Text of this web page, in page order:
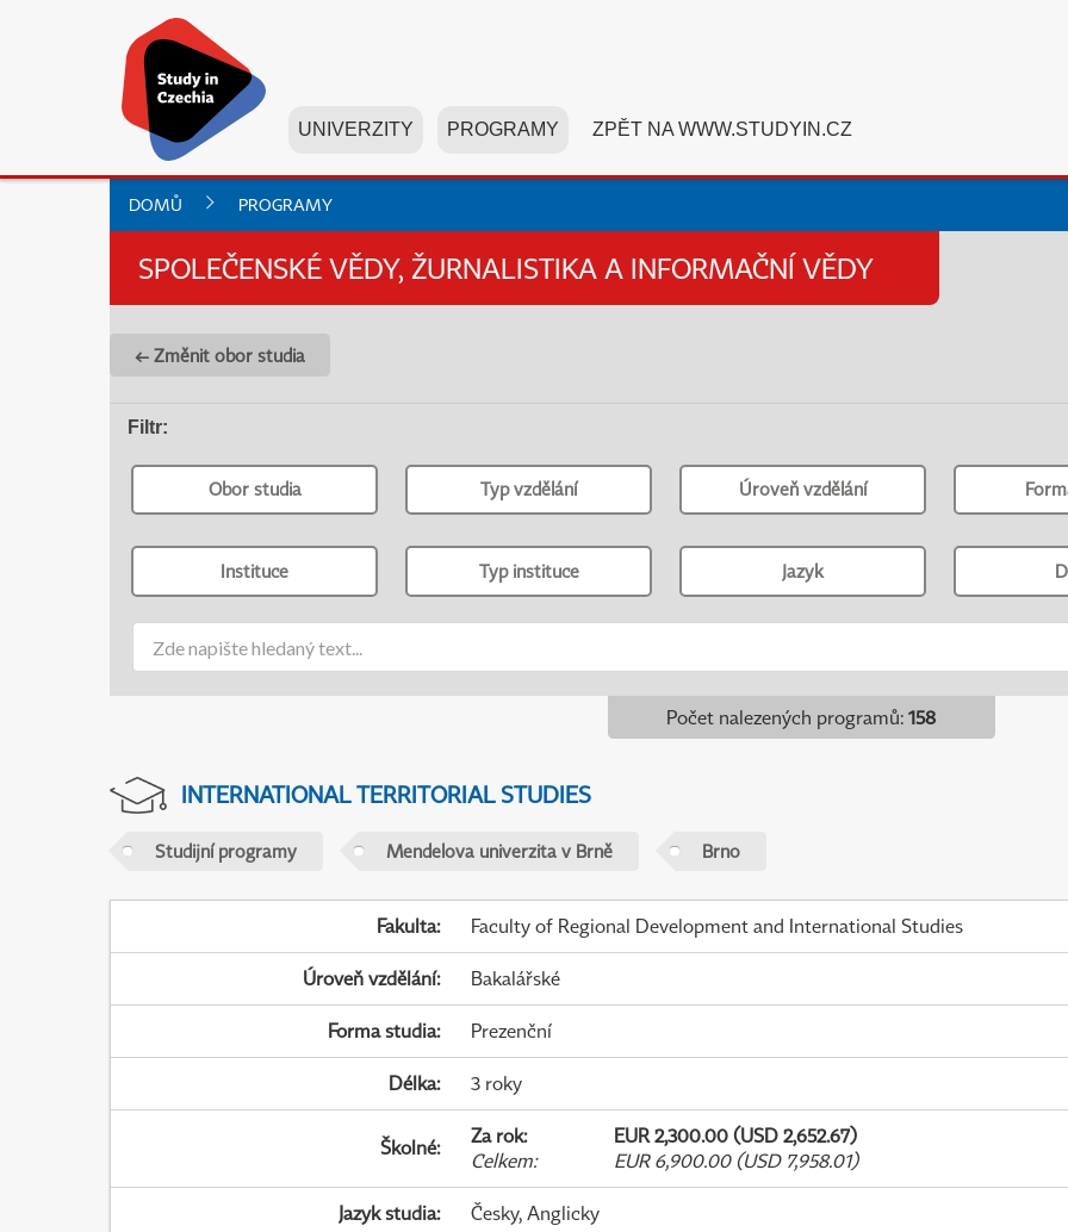
UNIVERZITY PROGRAMY ZPĚT NA WWW.STUDYIN.CZ
DOMŮ PROGRAMY
SPOLEČENSKÉ VĚDY, ŽURNALISTIKA A INFORMAČNÍ VĚDY
← Změnit obor studia
Filtr:
Obor studia Typ vzdělání Úroveň vzdělání
Instituce Typ instituce Jazyk
Počet nalezených programů: 158
INTERNATIONAL TERRITORIAL STUDIES
Studijní programy Mendelova univerzita v Brně Brno
Fakulta: Faculty of Regional Development and International Studies
Úroveň vzdělání: Bakalářské
Forma studia: Prezenční
Délka: 3 roky
Školné: Za rok:
EUR 2,300.00 (USD 2,652.67)
Celkem: EUR 6,900.00 (USD 7,958.01)
Jazyk studia: Česky, Anglicky